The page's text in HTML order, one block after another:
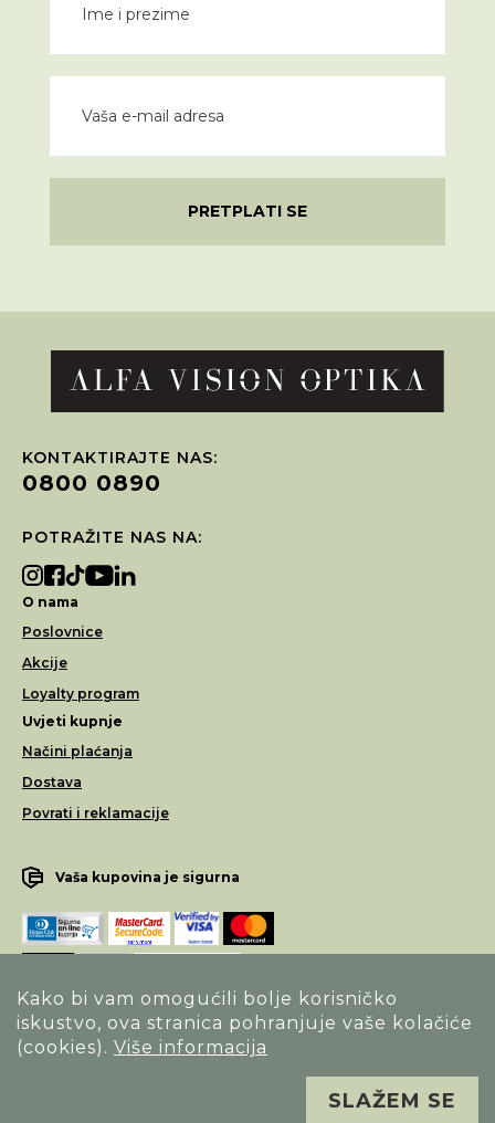
Kako bi vam omogućili bolje korisničko
iskustvo, ova stranica pohranjuje vaše kolačiće
(cookies). Više informacija
SLAŽEM SE
PRETPLATI SE
KONTAKTIRAJTE NAS:
0800 0890
POTRAŽITE NAS NA:
O nama
Poslovnice
Akcije
Loyalty program
Uvjeti kupnje
Načini plaćanja
Dostava
Povrati i reklamacije
Vaša kupovina je sigurna
Opći uvjeti poslovanja
Sva prava pridržana. Alfa Vision optika ©